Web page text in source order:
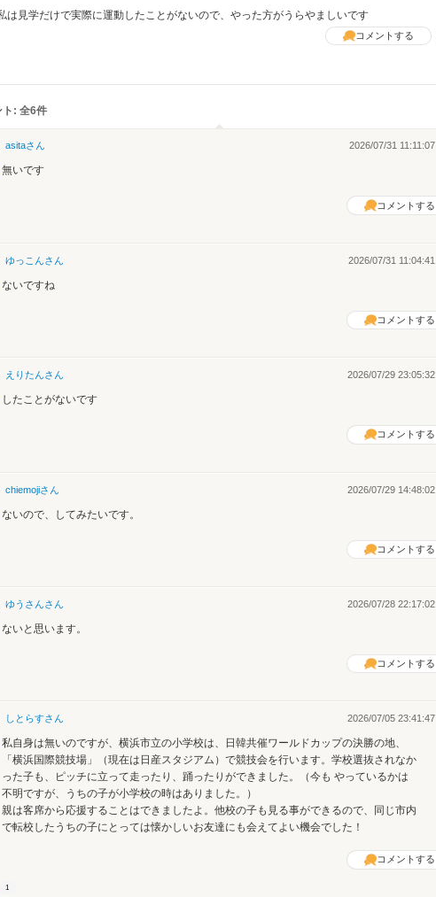
は見学だけで実際に運動したことがないので、やった方がうらやましいです
コメントする
ト: 全6件
asitaさん 2026/07/31 11:11:07
無いです
コメントする
ゆっこんさん 2026/07/31 11:04:41
ないですね
コメントする
えりたんさん 2026/07/29 23:05:32
したことがないです
コメントする
chiemojiさん 2026/07/29 14:48:02
ないので、してみたいです。
コメントする
ゆうさんさん 2026/07/28 22:17:02
ないと思います。
コメントする
しとらすさん 2026/07/05 23:41:47
私自身は無いのですが、横浜市立の小学校は、日韓共催ワールドカップの決勝の地、
「横浜国際競技場」（現在は日産スタジアム）で競技会を行います。学校選抜されなか
った子も、ピッチに立って走ったり、踊ったりができました。（今も やっているかは
不明ですが、うちの子が小学校の時はありました。）
親は客席から応援することはできましたよ。他校の子も見る事ができるので、同じ市内
で転校したうちの子にとっては懐かしいお友達にも会えてよい機会でした！
コメントする
1